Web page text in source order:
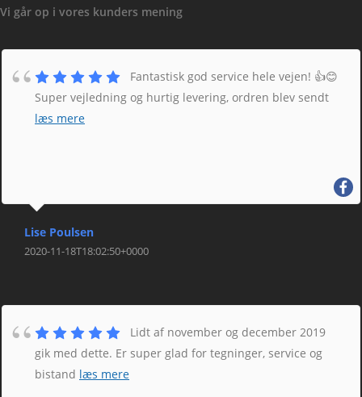
Vi går op i vores kunders mening
Fantastisk god service hele vejen! 👍😊
Super vejledning og hurtig levering, ordren blev sendt
læs mere
Lise Poulsen
2020-11-18T18:02:50+0000
Lidt af november og december 2019
gik med dette. Er super glad for tegninger, service og
bistand læs mere